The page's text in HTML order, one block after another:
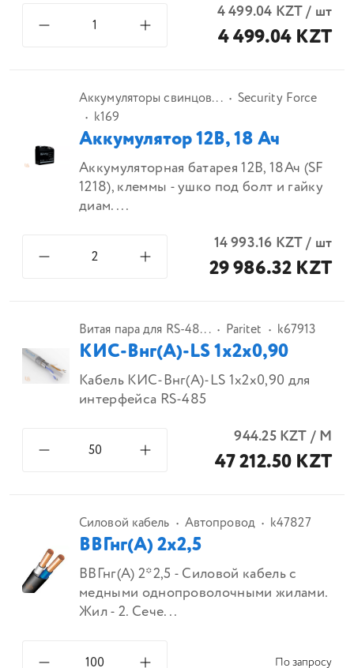
4 499.04 KZT/ шт
4 499.04 KZT
Аккумуляторы свинцов...
Security Force
k169
Аккумулятор 12В, 18 Ач
Аккумуляторная батарея 12В, 18Ач (SF
1218), клеммы - ушко под болт и гайку
диам....
14 993.16 KZT/ шт
29 986.32 KZT
Витая пара для RS-48... Paritet k67913
КИС-Внг(А)-LS 1х2х0,90
Кабель КИС-Внг(А)-LS 1х2х0,90 для
интерфейса RS-485
944.25KZT/ М
47 212.50 KZT
Силовой кабель Автопровод k47827
ВВГнг(А) 2х2,5
ВВГнг(А) 2*2,5 - Силовой кабель с
медными однопроволочными жилами.
Жил - 2. Сече...
По запросу